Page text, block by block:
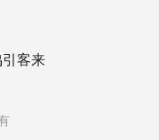
客来